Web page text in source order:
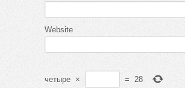
Website
четыре × = 28